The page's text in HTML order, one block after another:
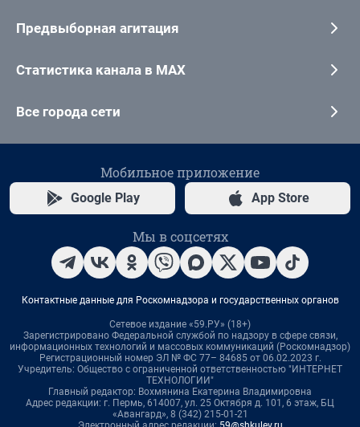
Предвыборная агитация
Статистика канала в MAX
Все города сети
Мобильное приложение
Google Play App Store
Мы в соцсетях
Контактные данные для Роскомнадзора и государственных органов
Сетевое издание «59.РУ» (18+)
Зарегистрировано Федеральной службой по надзору в сфере связи,
информационных технологий и массовых коммуникаций (Роскомнадзор)
Регистрационный номер ЭЛ № ФС 77– 84685 от 06.02.2023 г.
Учредитель: Общество с ограниченной ответственностью "ИНТЕРНЕТ
ТЕХНОЛОГИИ"
Главный редактор: Вохмянина Екатерина Владимировна
Адрес редакции: г. Пермь, 614007, ул. 25 Октября д. 101, 6 этаж, БЦ
«Авангард», 8 (342) 215-01-21